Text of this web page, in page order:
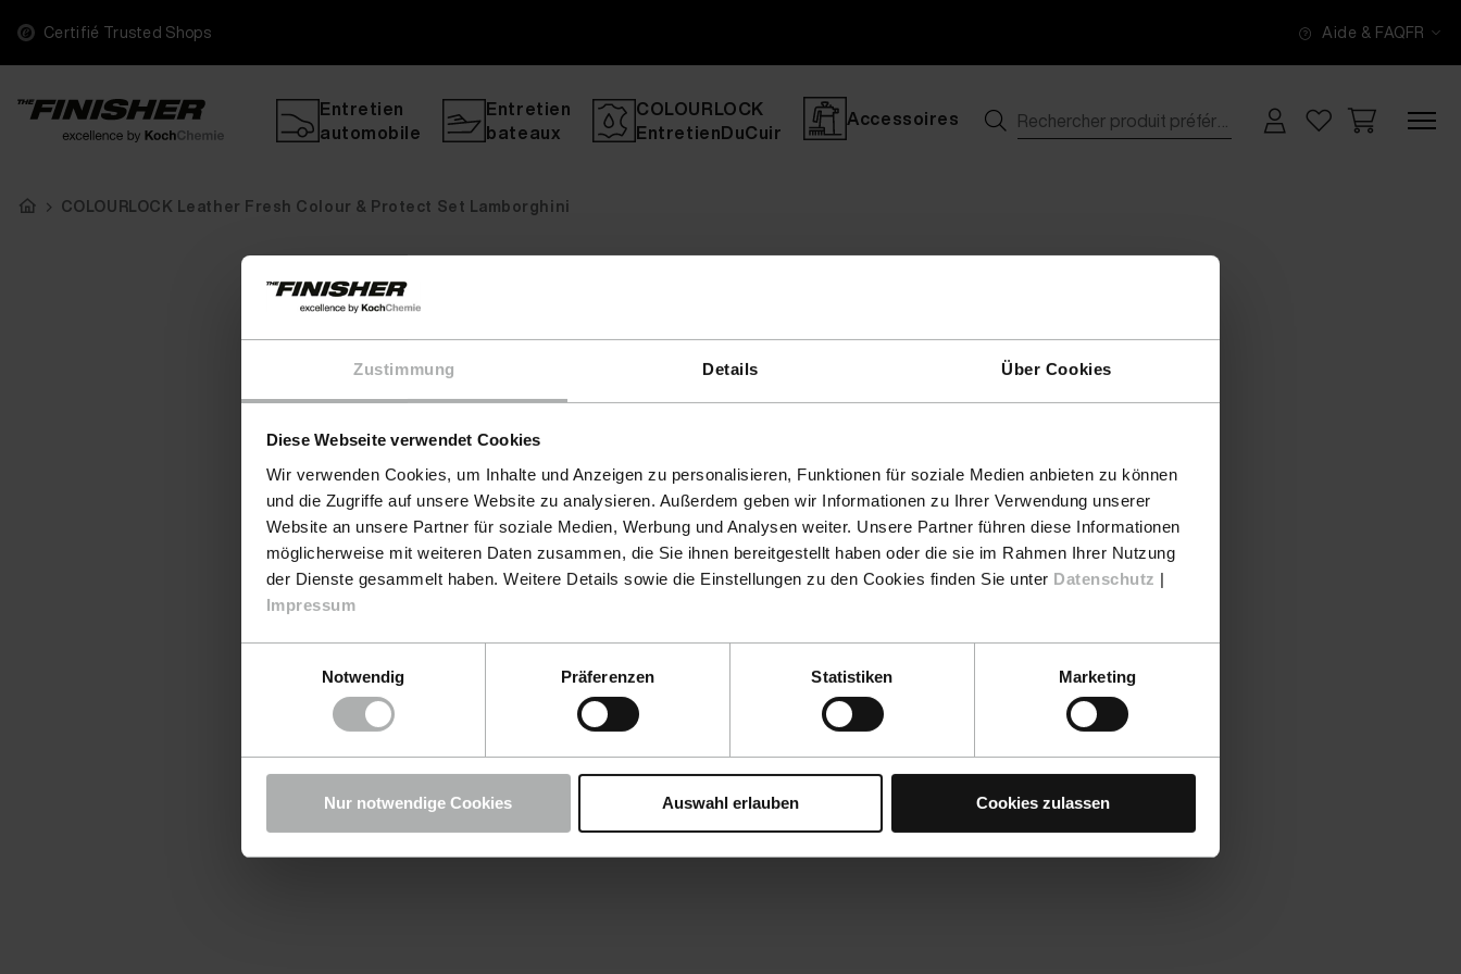
Zustimmung Details Über Cookies
Diese Webseite verwendet Cookies
Wir verwenden Cookies, um Inhalte und Anzeigen zu personalisieren, Funktionen für soziale Medien anbieten zu können
und die Zugriffe auf unsere Website zu analysieren. Außerdem geben wir Informationen zu Ihrer Verwendung unserer
Website an unsere Partner für soziale Medien, Werbung und Analysen weiter. Unsere Partner führen diese Informationen
möglicherweise mit weiteren Daten zusammen, die Sie ihnen bereitgestellt haben oder die sie im Rahmen Ihrer Nutzung
der Dienste gesammelt haben. Weitere Details sowie die Einstellungen zu den Cookies finden Sie unter Datenschutz |
Impressum
Notwendig
Präferenzen Statistiken Marketing
Nur notwendige Cookies Auswahl erlauben Cookies zulassen
Certifié Trusted Shops Aide & FAQFR
Entretien
automobile
Entretien
bateaux
COLOURLOCK
EntretienDuCuir
Accessoires
COLOURLOCK Leather Fresh Colour & Protect Set Lamborghini